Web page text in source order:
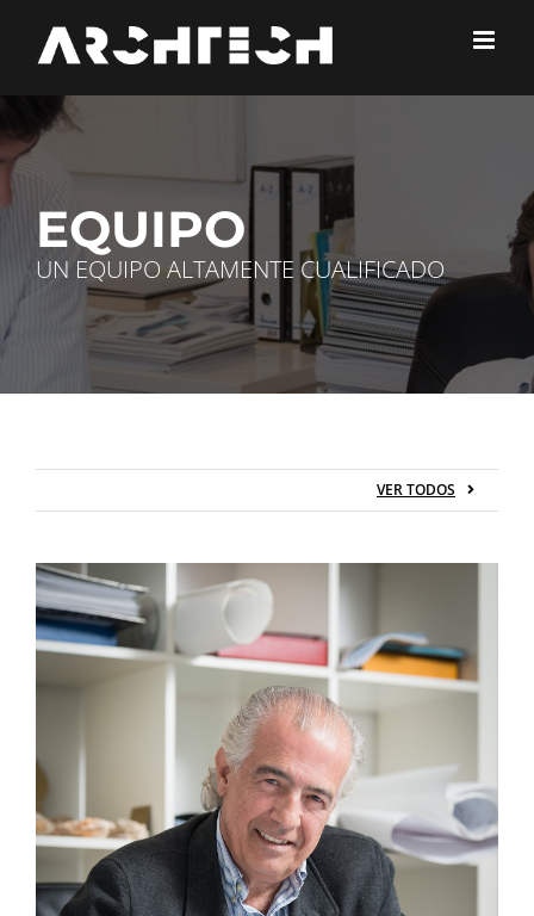
content
EQUIPO
UN EQUIPO ALTAMENTE CUALIFICADO
VER TODOS